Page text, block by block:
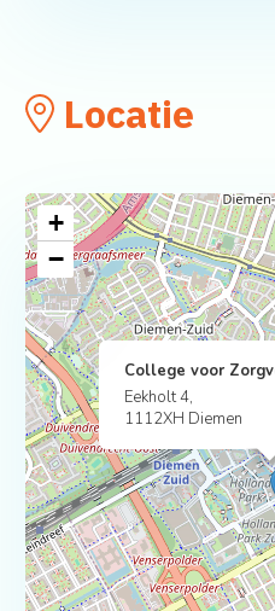
Locatie
College voor
Eekholt 4,
1112XH Diemen
+
−